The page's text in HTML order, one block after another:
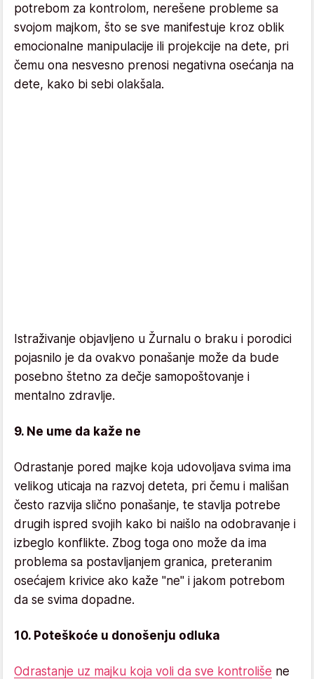
potrebom za kontrolom, nerešene probleme sa
svojom majkom, što se sve manifestuje kroz oblik
emocionalne manipulacije ili projekcije na dete, pri
čemu ona nesvesno prenosi negativna osećanja na
dete, kako bi sebi olakšala.
Istraživanje objavljeno u Žurnalu o braku i porodici
pojasnilo je da ovakvo ponašanje može da bude
posebno štetno za dečje samopoštovanje i
mentalno zdravlje.
9. Ne ume da kaže ne
Odrastanje pored majke koja udovoljava svima ima
velikog uticaja na razvoj deteta, pri čemu i mališan
često razvija slično ponašanje, te stavlja potrebe
drugih ispred svojih kako bi naišlo na odobravanje i
izbeglo konflikte. Zbog toga ono može da ima
problema sa postavljanjem granica, preteranim
osećajem krivice ako kaže "ne" i jakom potrebom
da se svima dopadne.
10. Poteškoće u donošenju odluka
Odrastanje uz majku koja voli da sve kontroliše ne